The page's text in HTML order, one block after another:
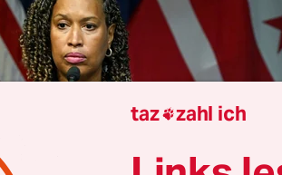
taz zahl ich